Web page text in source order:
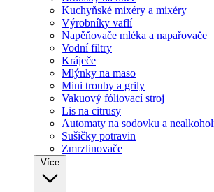
Kuchyňské mixéry a mixéry
Výrobníky vaflí
Napěňovače mléka a napařovače
Vodní filtry
Kráječe
Mlýnky na maso
Mini trouby a grily
Vakuový fóliovací stroj
Lis na citrusy
Automaty na sodovku a
Sušičky potravin
Zmrzlinovače